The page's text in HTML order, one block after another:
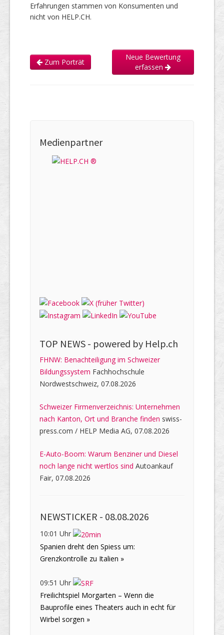
Erfahrungen stammen von Konsumenten und
nicht von HELP.CH.
Zum Porträt
Neue Bewertung
erfassen
Medienpartner
TOP NEWS - powered by Help.ch
FHNW: Benachteiligung im Schweizer
Bildungssystem Fachhochschule
Nordwestschweiz, 07.08.2026
Schweizer Firmenverzeichnis: Unternehmen
nach Kanton, Ort und Branche finden swiss-
press.com / HELP Media AG, 07.08.2026
E-Auto-Boom: Warum Benziner und Diesel
noch lange nicht wertlos sind Autoankauf
Fair, 07.08.2026
NEWSTICKER - 08.08.2026
10:01 Uhr
Spanien dreht den Spiess um:
Grenzkontrolle zu Italien »
09:51 Uhr
Freilichtspiel Morgarten – Wenn die
Bauprofile eines Theaters auch in echt für
Wirbel sorgen »